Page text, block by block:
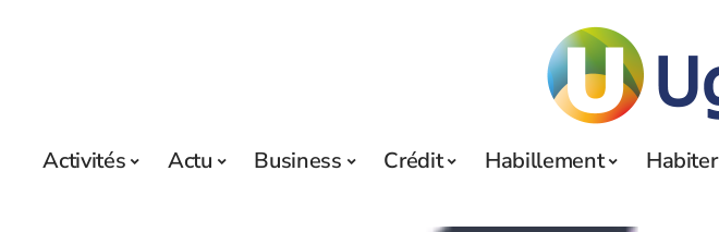
Activités Actu Business Crédit Habillement Habiter